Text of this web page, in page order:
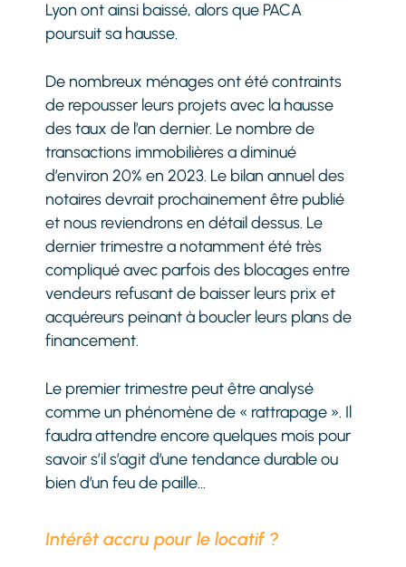
Lyon ont ainsi baissé, alors que PACA
poursuit sa hausse.
De nombreux ménages ont été contraints
de repousser leurs projets avec la hausse
des taux de l’an dernier. Le nombre de
transactions immobilières a diminué
d’environ 20% en 2023. Le bilan annuel des
notaires devrait prochainement être publié
et nous reviendrons en détail dessus. Le
dernier trimestre a notamment été très
compliqué avec parfois des blocages entre
vendeurs refusant de baisser leurs prix et
acquéreurs peinant à boucler leurs plans de
financement.
Le premier trimestre peut être analysé
comme un phénomène de « rattrapage ». Il
faudra attendre encore quelques mois pour
savoir s’il s’agit d’une tendance durable ou
bien d’un feu de paille…
Intérêt accru pour le locatif ?